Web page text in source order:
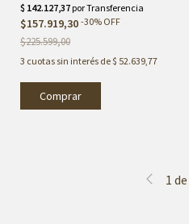
$157.919,30 -30% OFF
$225.599,00
3 cuotas sin interés de$ 52.639,77
1 de